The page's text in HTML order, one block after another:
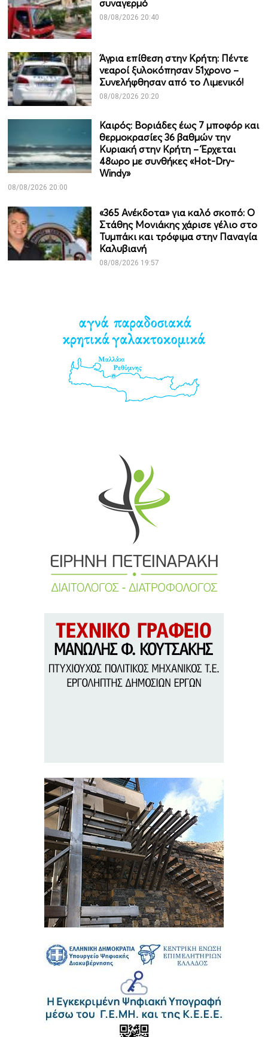
συναγερμό
08/08/2026 20:40
Άγρια επίθεση στην Κρήτη: Πέντε
νεαροί ξυλοκόπησαν 51χρονο –
Συνελήφθησαν από το Λιμενικό!
08/08/2026 20:20
Καιρός: Βοριάδες έως 7 μποφόρ και
θερμοκρασίες 36 βαθμών την
Κυριακή στην Κρήτη – Έρχεται
48ωρο με συνθήκες «Hot-Dry-
Windy»
08/08/2026 20:00
«365 Ανέκδοτα» για καλό σκοπό: Ο
Στάθης Μονιάκης χάρισε γέλιο στο
Τυμπάκι και τρόφιμα στην Παναγία
Καλυβιανή
08/08/2026 19:57